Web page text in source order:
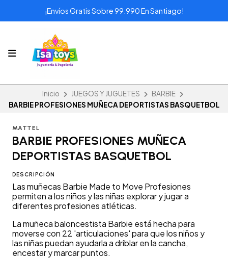
¡Envíos Gratis Sobre 99.990 En Santiago!
Inicio JUEGOS Y JUGUETES
BARBIE
BARBIE PROFESIONES MUÑECA DEPORTISTAS BASQUETBOL
MATTEL
BARBIE PROFESIONES MUÑECA
DEPORTISTAS BASQUETBOL
DESCRIPCIÓN
Las muñecas Barbie Made to Move Profesiones
permiten a los niños y las niñas explorar y jugar a
diferentes profesiones atléticas.
La muñeca baloncestista Barbie está hecha para
moverse con 22 'articulaciones' para que los niños y
las niñas puedan ayudarla a driblar en la cancha,
encestar y marcar puntos.